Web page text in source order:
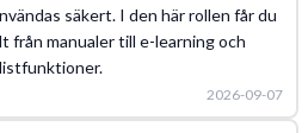
säkert. I den här rollen får du
från manualer till e-learning och
2026-09-07